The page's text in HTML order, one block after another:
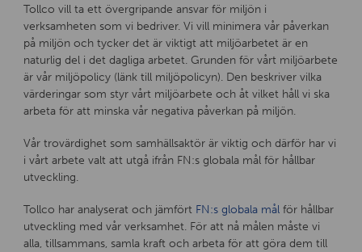
Tollco vill ta ett övergripande ansvar för miljön i
verksamheten som vi bedriver. Vi vill minimera vår påverkan
på miljön och tycker det är viktigt att miljöarbetet är en
naturlig del i det dagliga arbetet. Grunden för vårt miljöarbete
är vår miljöpolicy (länk till miljöpolicyn). Den beskriver vilka
värderingar som styr vårt miljöarbete och åt vilket håll vi ska
arbeta för att minska vår negativa påverkan på miljön.
Vår trovärdighet som samhällsaktör är viktig och därför har vi
i vårt arbete valt att utgå ifrån FN:s globala mål för hållbar
utveckling.
Tollco har analyserat och jämfört FN:s globala målför hållbar
utveckling med vår verksamhet. För att nå målen måste vi
alla, tillsammans, samla kraft och arbeta för att göra dem till